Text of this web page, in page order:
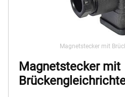
Magnetstecker mit
Magnetstecker mit